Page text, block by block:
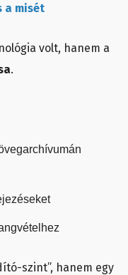
a misét
volt, hanem a
.
szint”, hanem egy